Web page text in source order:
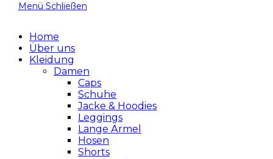
Menü Schließen
Home
Über uns
Kleidung
Damen
Caps
Schuhe
Jacke & Hoodies
Leggings
Lange Ärmel
Hosen
Shorts